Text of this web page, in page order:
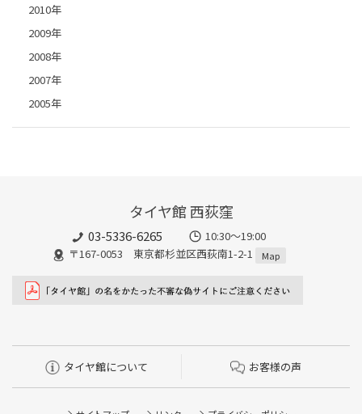
2010年
2009年
2008年
2007年
2005年
タイヤ館 西荻窪
03-5336-6265
10:30～19:00
〒167-0053 東京都杉並区西荻南1-2-1
Map
タイヤ館について お客様の声